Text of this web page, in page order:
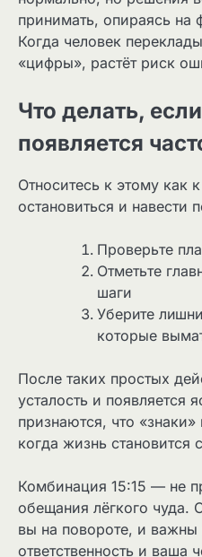
принимать, опираясь
Когда человек
«цифры», растёт риск
Что делать,
появляется
Относитесь к этому как
остановиться и навести
Проверьте
Отметьте
шаги
Уберите
которые
После таких простых
усталость и появляется
признаются, что
когда жизнь становится
Комбинация 15:15 — не
обещания лёгкого чуда.
вы на повороте, и
ответственность и ваша